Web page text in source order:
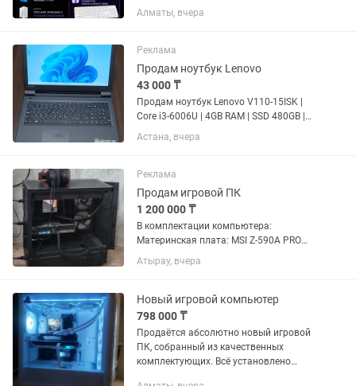
Видеокарта: Asus Phoenix RTX 3050
Dual 8GB Материнская плата: MSI
DDR4 Kingston Fury Renegade...
Алматы, вчера
Реклама
Продам ноутбук Lenovo
43 000 ₸
Продам ноутбук Lenovo V110-15ISK |
Core i3-6006U | 4GB RAM | SSD 480GB |
15.6" HD | в хорошем рабочем
состоянии. Характеристики: • Модель:
HD • Процессор:...
Астана, вчера
Реклама
Продам игровой ПК
1 200 000 ₸
В комплектации компьютера:
Материнская плата: MSI Z-590A PRO
Процессор: Intel Core I7-11700K
Видеокарта: GYGABITE NVIDIA GeForce
вентилятора) Оперативная память:
Kingston...
Атырау, вчера
Новый игровой компьютер
798 000 ₸
Продаётся абсолютно новый игровой
ПК, собранный из качественных
комплектующих. Всё установлено